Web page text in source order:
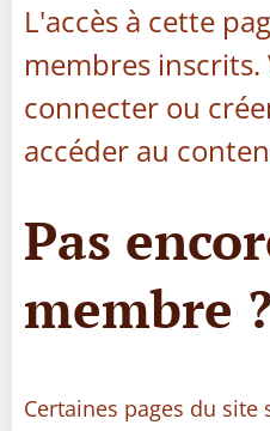
L'accès à cette
membres inscrits.
connecter ou
accéder au
Pas
membre
Certaines pages du site